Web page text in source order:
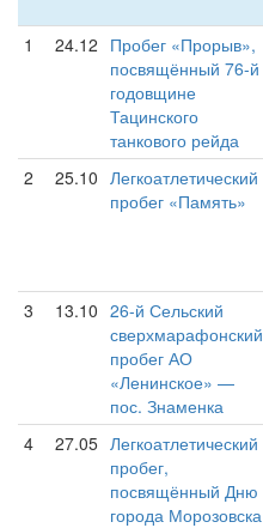
1
24.12 Пробег «Прорыв»,
посвящённый 76-й
годовщине
Тацинского
танкового рейда
2 25.10 Легкоатлетический
пробег «Память»
3 13.10 26-й Сельский
сверхмарафонский
пробег АО
«Ленинское» —
пос. Знаменка
4 27.05 Легкоатлетический
пробег,
посвящённый Дню
города Морозовска